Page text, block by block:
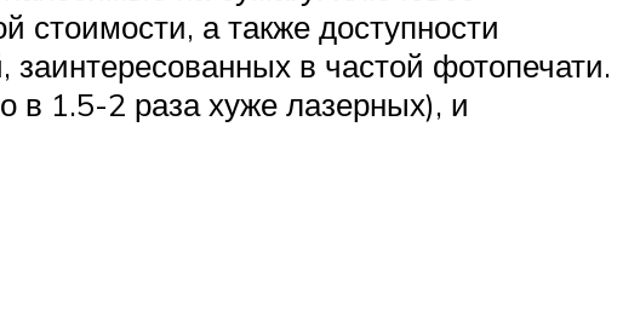
а также доступности
в частой фотопечати.
в 1.5-2 раза хуже лазерных), и